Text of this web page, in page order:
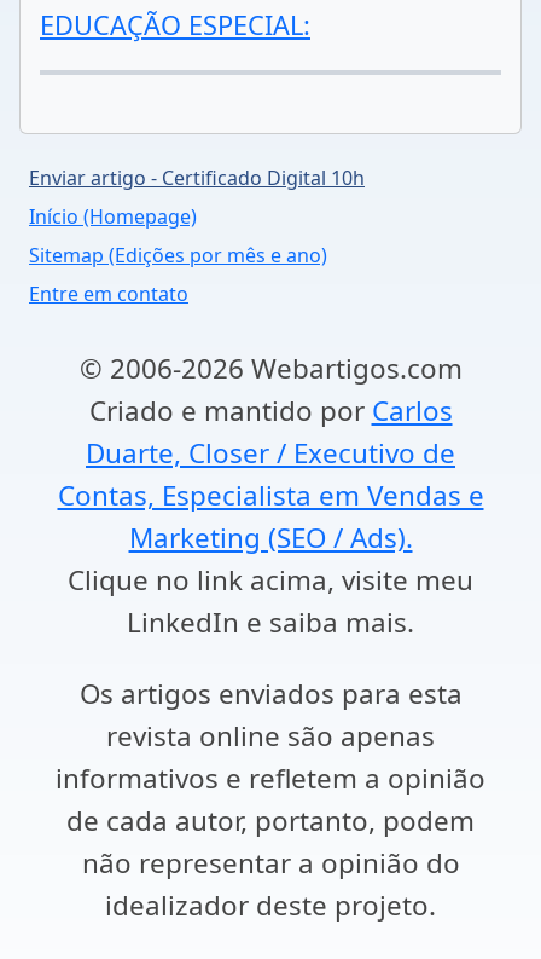
EDUCAÇÃO ESPECIAL:
Enviar artigo - Certificado Digital 10h
Início (Homepage)
Sitemap (Edições por mês e ano)
Entre em contato
© 2006-2026 Webartigos.com
Criado e mantido por Carlos
Duarte, Closer / Executivo de
Contas, Especialista em Vendas e
Marketing (SEO / Ads).
Clique no link acima, visite meu
LinkedIn e saiba mais.
Os artigos enviados para esta
revista online são apenas
informativos e refletem a opinião
de cada autor, portanto, podem
não representar a opinião do
idealizador deste projeto.